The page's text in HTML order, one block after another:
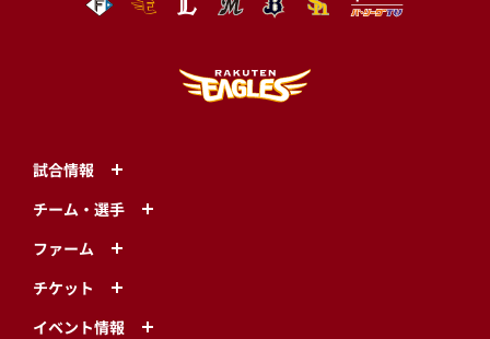
試合情報
チーム・選手
ファーム
チケット
イベント情報